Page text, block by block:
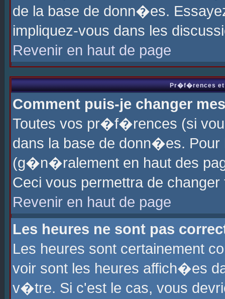
de la base de donn�es.
impliquez-vous dans les
Revenir en haut de page
Pr�f�rences et
Comment puis-je changer
Toutes vos pr�f�rences (si
dans la base de donn�es.
(g�n�ralement en haut des
Ceci vous permettra de
Revenir en haut de page
Les heures ne sont pas
Les heures sont certainement
voir sont les heures affich�es
v�tre. Si c'est le cas, vous